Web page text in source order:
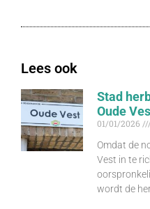
Lees ook
Stad
Oude
01/01/2026
Omdat de
Vest in te
wordt de